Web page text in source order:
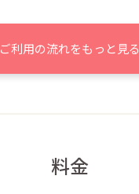
ご利用の流れをもっと見る
料金